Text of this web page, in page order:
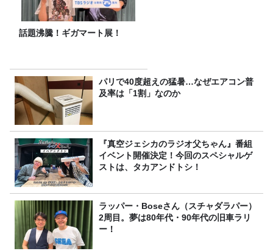
話題沸騰！ギガマート展！
パリで40度超えの猛暑…なぜエアコン普
及率は「1割」なのか
『真空ジェシカのラジオ父ちゃん』番組
イベント開催決定！今回のスペシャルゲ
ストは、タカアンドトシ！
ラッパー・Boseさん（スチャダラパー）
2周目。夢は80年代・90年代の旧車ラリ
ー！